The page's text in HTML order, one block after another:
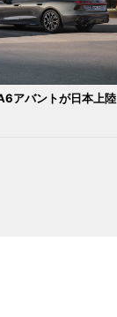
アバントが日本上陸